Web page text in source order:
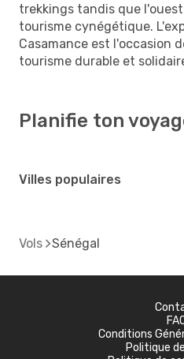
trekkings tandis que
tourisme cynégétique.
Casamance est l'occasion
tourisme durable et
Planifie ton
Villes populaires
Vols Sénégal
Conditions
Politique